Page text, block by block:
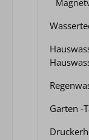
Garten -